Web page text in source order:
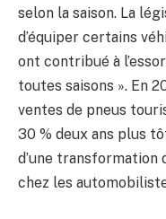
selon la saison. La
d’équiper certains
ont contribué à
toutes saisons ». En
ventes de pneus
30 % deux ans plus
d’une transformation
chez les